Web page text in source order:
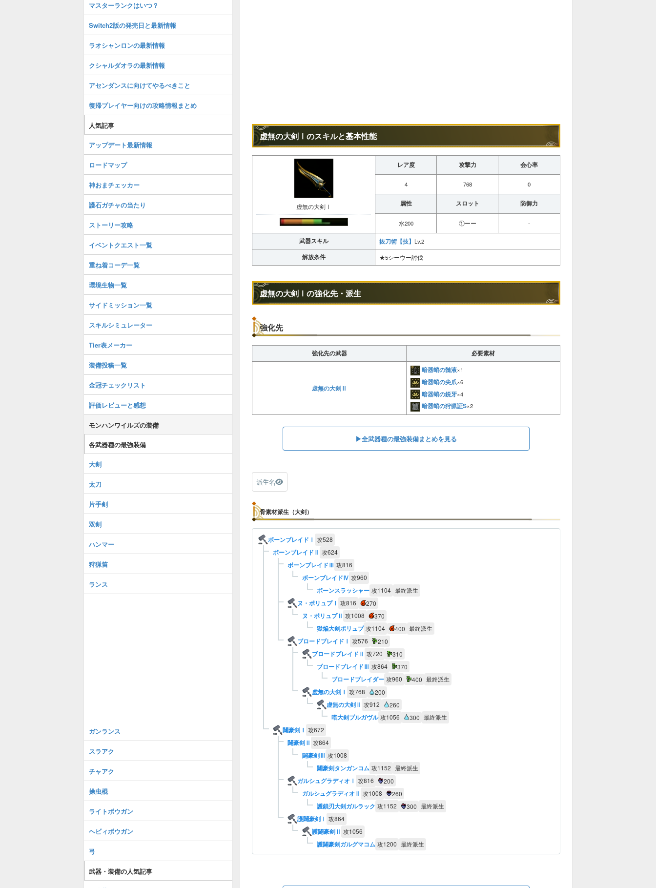
虚無の大剣Ⅰのスキルと基本性能
虚無の大剣Ⅰ
レア度 攻撃力 会心率
4 768 0
属性 スロット 防御力
水200 ①ーー -
武器スキル 抜刀術【技】 Lv.2
解放条件 ★5シーウー討伐
虚無の大剣Ⅰの強化先・派生
強化先
強化先の武器 必要素材
虚無の大剣Ⅱ
暗器蛸の髄液×1
暗器蛸の尖爪×6
暗器蛸の鋭牙×4
暗器蛸の狩猟証S×2
▶︎全武器種の最強装備まとめを見る
派生名
骨素材派生（大剣）
ボーンブレイドⅠ 攻528
ボーンブレイドⅡ 攻624
ボーンブレイドⅢ 攻816
ボーンブレイドⅣ 攻960
ボーンスラッシャー 攻1104 最終派生
ヌ・ポリュプⅠ 攻816 270
ヌ・ポリュプⅡ 攻1008 370
獄焔大剣ポリュプ 攻1104 400 最終派生
ブロードブレイドⅠ 攻576 210
ブロードブレイドⅡ 攻720 310
ブロードブレイドⅢ 攻864 370
ブロードブレイダー 攻960 400 最終派生
虚無の大剣Ⅰ 攻768 200
虚無の大剣Ⅱ 攻912 260
暗大剣プルガヴル 攻1056 300 最終派生
闢豪剣Ⅰ 攻672
闢豪剣Ⅱ 攻864
闢豪剣Ⅲ 攻1008
闢豪剣タンガンコム 攻1152 最終派生
ガルシュグラディオⅠ 攻816 200
ガルシュグラディオⅡ 攻1008 260
護鎖刃大剣ガルラック 攻1152 300 最終派生
護闢豪剣Ⅰ 攻864
護闢豪剣Ⅱ 攻1056
護闢豪剣ガルグマコム 攻1200 最終派生
マスターランクはいつ？
Switch2版の発売日と最新情報
ラオシャンロンの最新情報
クシャルダオラの最新情報
アセンダンスに向けてやるべきこと
復帰プレイヤー向けの攻略情報まとめ
人気記事
アップデート最新情報
ロードマップ
神おまチェッカー
護石ガチャの当たり
ストーリー攻略
イベントクエスト一覧
重ね着コーデ一覧
環境生物一覧
サイドミッション一覧
スキルシミュレーター
Tier表メーカー
装備投稿一覧
金冠チェックリスト
評価レビューと感想
モンハンワイルズの装備
各武器種の最強装備
大剣
太刀
片手剣
双剣
ハンマー
狩猟笛
ランス
ガンランス
スラアク
チャアク
操虫棍
ライトボウガン
ヘビィボウガン
弓
武器・装備の人気記事